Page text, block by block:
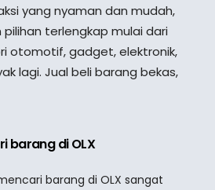
yang nyaman dan mudah,
terlengkap mulai dari
otomotif, gadget, elektronik,
lagi. Jual beli barang bekas,
barang di OLX
barang di OLX sangat